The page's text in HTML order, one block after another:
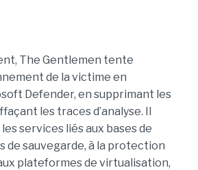
The Gentlemen tente
de la victime en
Defender, en supprimant les
les traces d’analyse. Il
services liés aux bases de
de sauvegarde, à la protection
plateformes de virtualisation,